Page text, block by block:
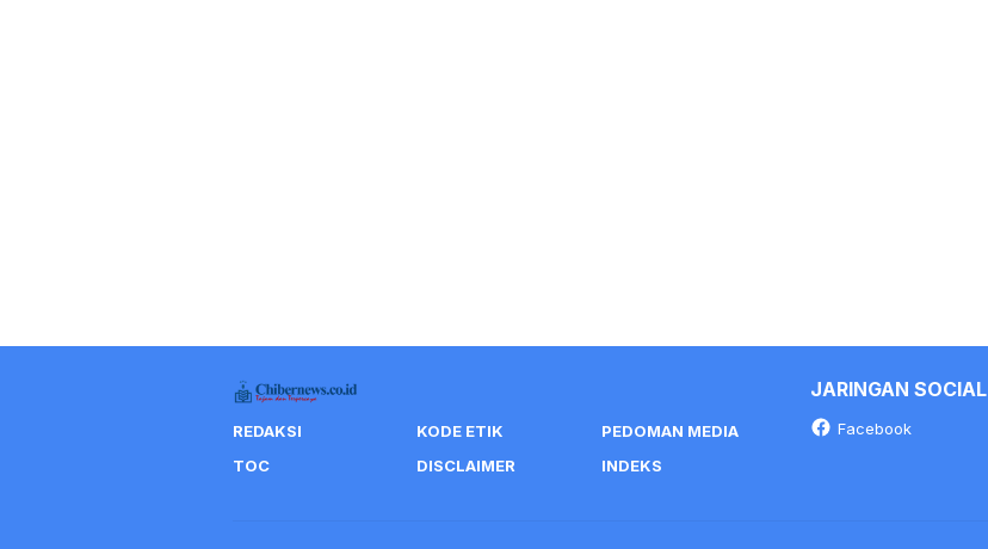
REDAKSI KODE ETIK
PEDOMAN MEDIA
TOC
DISCLAIMER INDEKS
JARINGAN SOCIAL
Facebook